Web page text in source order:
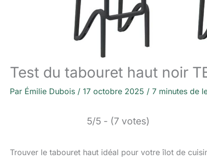
Test du tabouret haut noir
Par Émilie Dubois / 17 octobre 2025 / 7 minutes de
5/5 - (7 votes)
Trouver le tabouret haut idéal pour votre îlot de